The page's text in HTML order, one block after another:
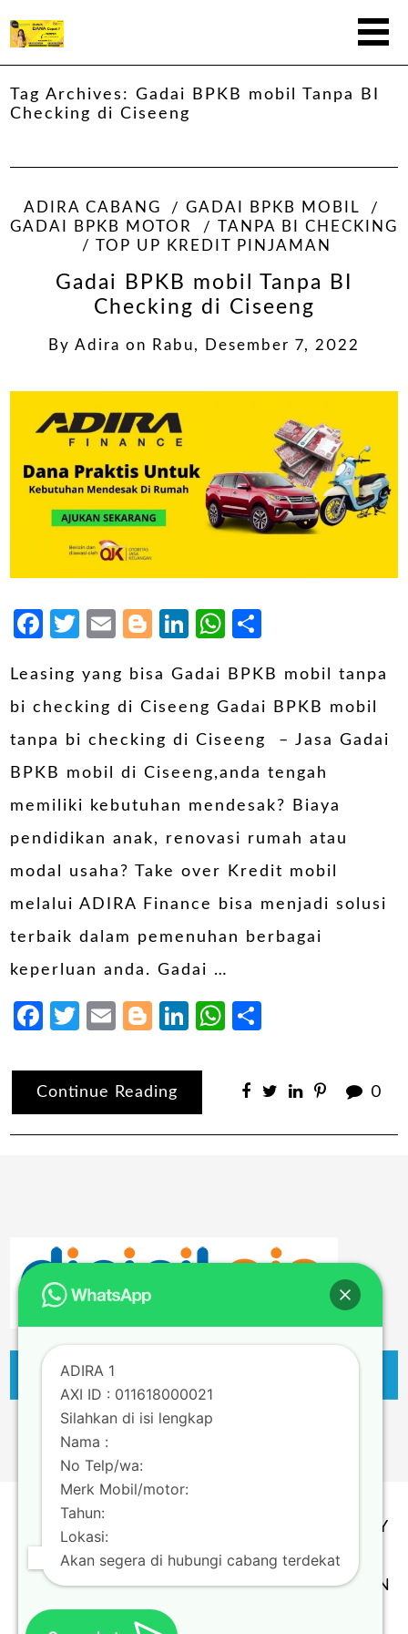
Tag Archives:Gadai BPKB mobil Tanpa BI
Checking di Ciseeng
ADIRA CABANG
GADAI BPKB MOBIL
GADAI BPKB MOTOR
TANPA BI CHECKING
TOP UP KREDIT PINJAMAN
Gadai BPKB mobil Tanpa BI
Checking di Ciseeng
By Adira on Rabu, Desember 7, 2022
Facebook
Twitter
EmailBlogger
LinkedIn
WhatsApp
Leasing yang bisa Gadai BPKB mobil tanpa
bi checking di Ciseeng Gadai BPKB mobil
tanpa bi checking di Ciseeng – Jasa Gadai
BPKB mobil di Ciseeng,anda tengah
memiliki kebutuhan mendesak? Biaya
pendidikan anak, renovasi rumah atau
modal usaha? Take over Kredit mobil
melalui ADIRA Finance bisa menjadi solusi
terbaik dalam pemenuhan berbagai
keperluan anda. Gadai …
Facebook
Twitter
EmailBlogger
LinkedIn
WhatsApp
Continue Reading 0
TERMS & CONDITION | PRIVACY POLICY
Copyright @ Adira Finance Berizin dan
Diawasi oleh OTORITAS JASA KEUANGAN
Theme byScissor Themes
ADIRA 1
AXI ID : 011618000021
Silahkan di isi lengkap
Nama :
No Telp/wa:
Merk Mobil/motor:
Tahun:
Lokasi:
Akan segera di hubungi cabang terdekat